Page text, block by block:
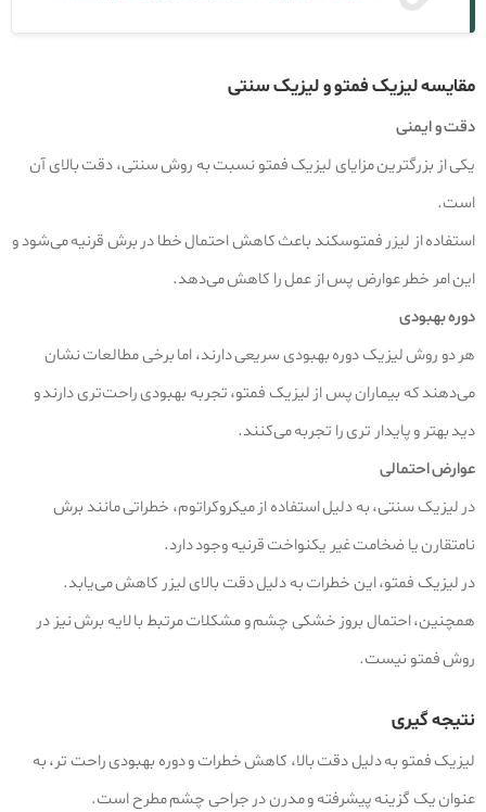
مقایسه لیزیک فمتو و لیزیک سنتی
دقت و ایمنی
یکی از بزرگترین مزایای لیزیک فمتو نسبت به روش سنتی، دقت بالای آن
است.
استفاده از لیزر فمتوسکند باعث کاهش احتمال خطا در برش قرنیه می‌شود و
این امر خطر عوارض پس از عمل را کاهش می‌دهد.
دوره بهبودی
هر دو روش لیزیک دوره بهبودی سریعی دارند، اما برخی مطالعات نشان
می‌دهند که بیماران پس از لیزیک فمتو، تجربه بهبودی راحت‌تری دارند و
دید بهتر و پایدار تری را تجربه می‌کنند.
عوارض احتمالی
در لیزیک سنتی، به دلیل استفاده از میکروکراتوم، خطراتی مانند برش
نامتقارن یا ضخامت غیر یکنواخت قرنیه وجود دارد.
در لیزیک فمتو، این خطرات به دلیل دقت بالای لیزر کاهش می‌یابد.
همچنین، احتمال بروز خشکی چشم و مشکلات مرتبط با لایه برش نیز در
روش فمتو نیست.
نتیجه‌ گیری
لیزیک فمتو به دلیل دقت بالا، کاهش خطرات و دوره بهبودی راحت‌ تر، به
عنوان یک گزینه پیشرفته و مدرن در جراحی چشم مطرح است.